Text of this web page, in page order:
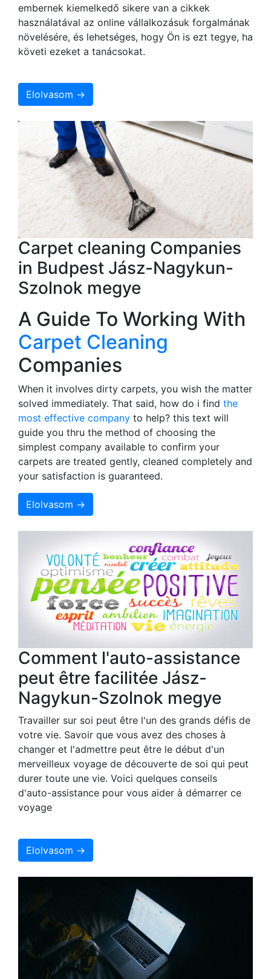
embernek kiemelkedő sikere van a cikkek
használatával az online vállalkozásuk forgalmának
növelésére, és lehetséges, hogy Ön is ezt tegye, ha
követi ezeket a tanácsokat.
Elolvasom →
Carpet cleaning Companies
in Budpest Jász-Nagykun-
Szolnok megye
A Guide To Working With
Carpet Cleaning
Companies
When it involves dirty carpets, you wish the matter
solved immediately. That said, how do i find the
most effective company to help? this text will
guide you thru the method of choosing the
simplest company available to confirm your
carpets are treated gently, cleaned completely and
your satisfaction is guaranteed.
Elolvasom →
Comment l'auto-assistance
peut être facilitée Jász-
Nagykun-Szolnok megye
Travailler sur soi peut être l'un des grands défis de
votre vie. Savoir que vous avez des choses à
changer et l'admettre peut être le début d'un
merveilleux voyage de découverte de soi qui peut
durer toute une vie. Voici quelques conseils
d'auto-assistance pour vous aider à démarrer ce
voyage
Elolvasom →